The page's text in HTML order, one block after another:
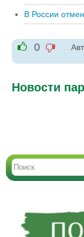
В России
0
Новости